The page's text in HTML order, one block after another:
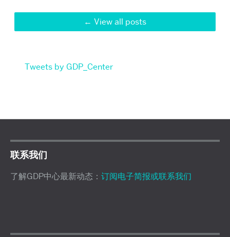
View all posts
Tweets by GDP_Center
联系我们
了解GDP中心最新动态： 订阅电子简报或联系我们